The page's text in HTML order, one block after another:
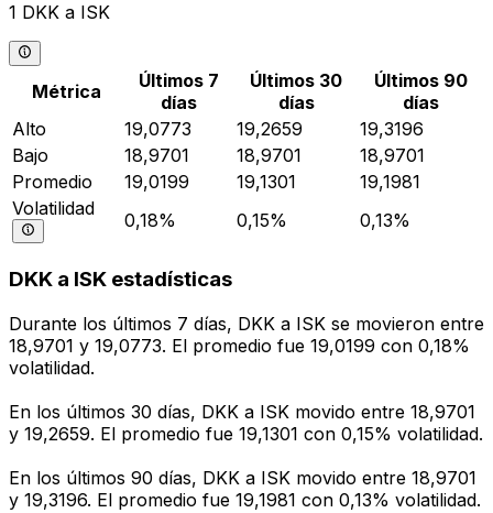
1 DKK a ISK
Métrica
Últimos 7
días
Últimos 30
días
Últimos 90
días
Alto
19,0773 19,2659
19,3196
Bajo
18,9701 18,9701
18,9701
Promedio
19,0199 19,1301
19,1981
Volatilidad
0,18% 0,15% 0,13%
DKK a ISK estadísticas
Durante los últimos 7 días, DKK a ISK se movieron entre
18,9701 y 19,0773. El promedio fue 19,0199 con 0,18%
volatilidad.
En los últimos 30 días, DKK a ISK movido entre 18,9701
y 19,2659. El promedio fue 19,1301 con 0,15% volatilidad.
En los últimos 90 días, DKK a ISK movido entre 18,9701
y 19,3196. El promedio fue 19,1981 con 0,13% volatilidad.